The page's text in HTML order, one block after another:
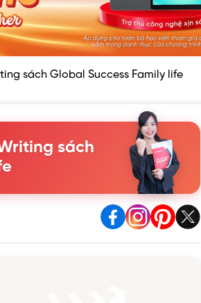
sách Global Success Family life
sách